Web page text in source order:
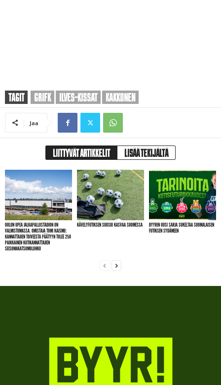
TAGIT GRIFK ILVES-KISSAT KAKKONEN
Jaa
LIITTYVÄT ARTIKKELIT LISÄÄ TEKIJÄLTÄ
OULUN UPEA JALKAPALLOSTADION ON
VALMISTUMASSA. OMISTAJA TOMI KAISMO:
KANNATTAJIEN TOIVEESTA PÄÄTYYN TULEE 250
PAIKKAINEN KOTIKANNATTAJIEN
SEISOMAKATSOMOLOHKO
KÄVELYFUTIKSEN SUOSIO KASVAA SUOMESSA
BYYRIN UUSI SARJA SUKELTAA SUOMALAISEN
FUTIKSEN SYDÄMEEN